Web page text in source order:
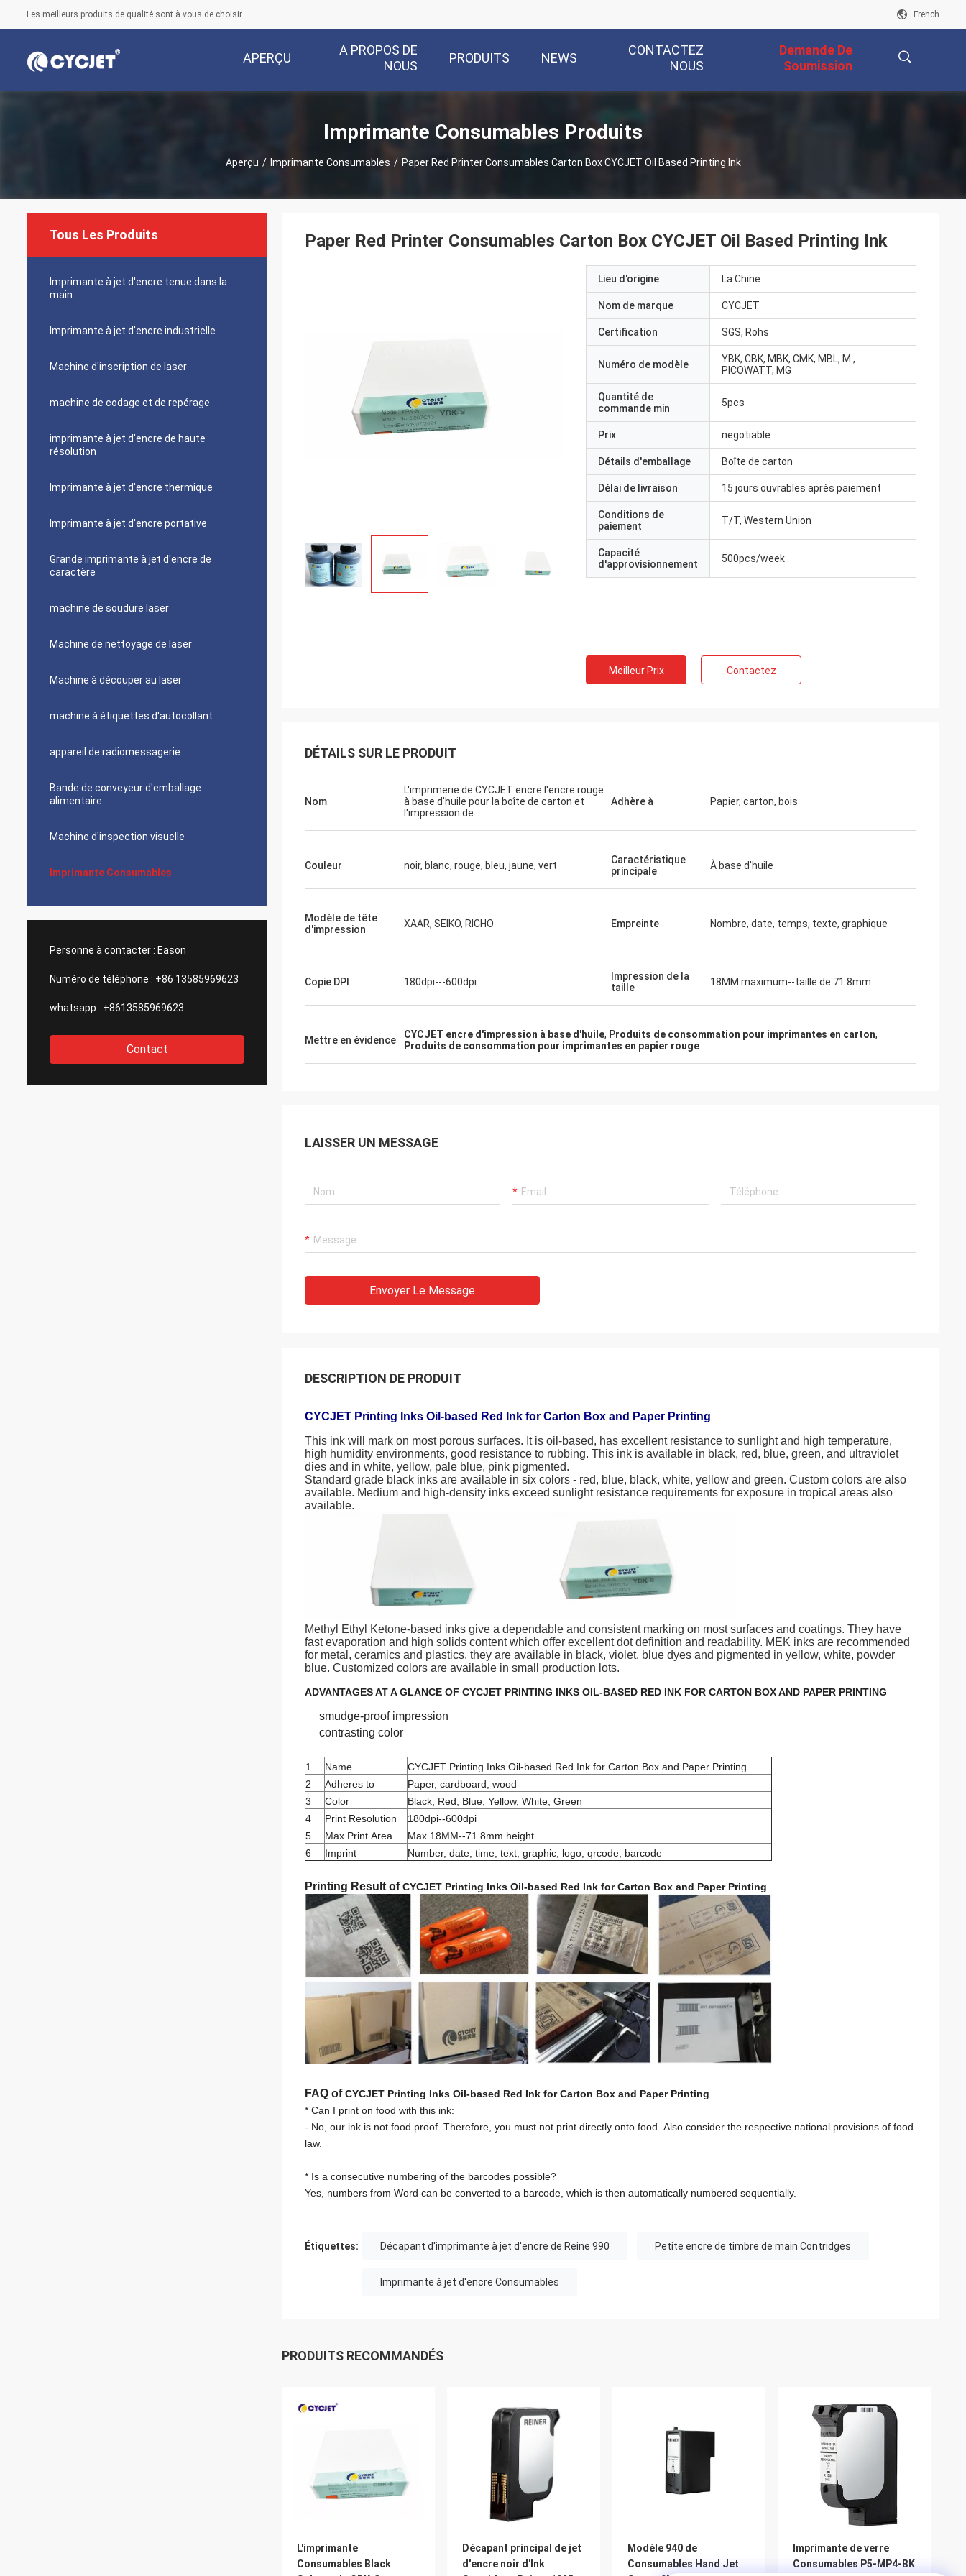
Les meilleurs produits de qualité sont à vous de choisir French
APERÇU
A PROPOS DE
NOUS
PRODUITS NEWS
CONTACTEZ
NOUS
Demande De
Soumission
Imprimante Consumables Produits
Aperçu / Imprimante Consumables / Paper Red Printer Consumables Carton Box CYCJET Oil Based Printing Ink
Tous Les Produits
Imprimante à jet d'encre tenue dans la
main
Imprimante à jet d'encre industrielle
Machine d'inscription de laser
machine de codage et de repérage
imprimante à jet d'encre de haute
résolution
Imprimante à jet d'encre thermique
Imprimante à jet d'encre portative
Grande imprimante à jet d'encre de
caractère
machine de soudure laser
Machine de nettoyage de laser
Machine à découper au laser
machine à étiquettes d'autocollant
appareil de radiomessagerie
Bande de conveyeur d'emballage
alimentaire
Machine d'inspection visuelle
Imprimante Consumables
Personne à contacter : Eason
Numéro de téléphone : +86 13585969623
whatsapp : +8613585969623
Contact
Paper Red Printer Consumables Carton Box CYCJET Oil Based Printing Ink
Lieu d'origine La Chine
Nom de marque CYCJET
Certification SGS, Rohs
Numéro de modèle
YBK, CBK, MBK, CMK, MBL, M.,
PICOWATT, MG
Quantité de
commande min
5pcs
Prix negotiable
Détails d'emballage Boîte de carton
Délai de livraison 15 jours ouvrables après paiement
Conditions de
paiement
T/T, Western Union
Capacité
d'approvisionnement
500pcs/week
Meilleur Prix Contactez
DÉTAILS SUR LE PRODUIT
Nom
L'imprimerie de CYCJET encre l'encre rouge
à base d'huile pour la boîte de carton et
l'impression de
Adhère à Papier, carton, bois
Couleur noir, blanc, rouge, bleu, jaune, vert
Caractéristique
principale
À base d'huile
Modèle de tête
d'impression
XAAR, SEIKO, RICHO Empreinte Nombre, date, temps, texte, graphique
Copie DPI 180dpi---600dpi
Impression de la
taille
18MM maximum--taille de 71.8mm
Mettre en évidence CYCJET encre d'impression à base d'huile, Produits de consommation pour imprimantes en carton,
Produits de consommation pour imprimantes en papier rouge
LAISSER UN MESSAGE
Envoyer Le Message
DESCRIPTION DE PRODUIT
CYCJET Printing Inks Oil-based Red Ink for Carton Box and Paper Printing
This ink will mark on most porous surfaces. It is oil-based, has excellent resistance to sunlight and high temperature,
high humidity environments, good resistance to rubbing. This ink is available in black, red, blue, green, and ultraviolet
dies and in white, yellow, pale blue, pink pigmented.
Standard grade black inks are available in six colors - red, blue, black, white, yellow and green. Custom colors are also
available. Medium and high-density inks exceed sunlight resistance requirements for exposure in tropical areas also
available.
Methyl Ethyl Ketone-based inks give a dependable and consistent marking on most surfaces and coatings. They have
fast evaporation and high solids content which offer excellent dot definition and readability. MEK inks are recommended
for metal, ceramics and plastics. they are available in black, violet, blue dyes and pigmented in yellow, white, powder
blue. Customized colors are available in small production lots.
ADVANTAGES AT A GLANCE OF CYCJET PRINTING INKS OIL-BASED RED INK FOR CARTON BOX AND PAPER PRINTING
smudge-proof impression
contrasting color
1 Name
CYCJET Printing Inks Oil-based Red Ink for Carton Box and Paper Printing
2
Adheres to
Paper, cardboard, wood
3
Color
Black, Red, Blue, Yellow, White, Green
4
Print Resolution
180dpi--600dpi
5
Max Print Area
Max 18MM--71.8mm height
6
Imprint Number, date, time, text, graphic, logo, qrcode, barcode
Printing Result ofCYCJET Printing Inks Oil-based Red Ink for Carton Box and Paper Printing
FAQ ofCYCJET Printing Inks Oil-based Red Ink for Carton Box and Paper Printing
* Can I print on food with this ink:
- No, our ink is not food proof. Therefore, you must not print directly onto food. Also consider the respective national provisions of food
law.
* Is a consecutive numbering of the barcodes possible?
Yes, numbers from Word can be converted to a barcode, which is then automatically numbered sequentially.
Étiquettes: Décapant d'imprimante à jet d'encre de Reine 990 Petite encre de timbre de main Contridges
Imprimante à jet d'encre Consumables
PRODUITS RECOMMANDÉS
L'imprimante
Consumables Black
Décapant principal de jet
d'encre noir d'Ink
Modèle 940 de
Consumables Hand Jet
Imprimante de verre
Consumables P5-MP4-BK